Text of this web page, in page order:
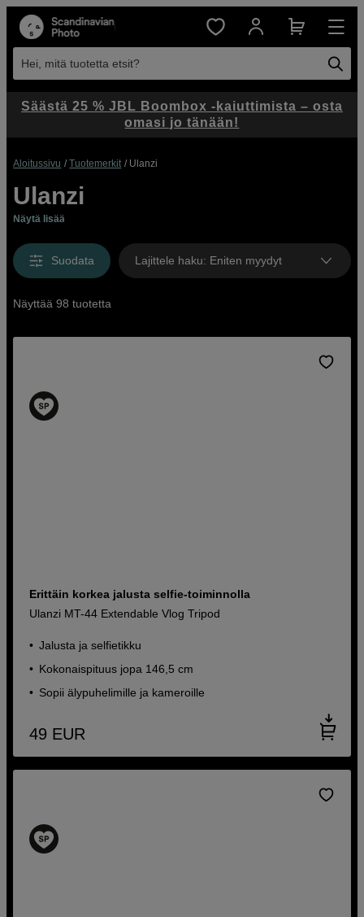
Hei, mitä tuotetta etsit?
Aloitussivu Tuotemerkit Ulanzi
Ulanzi
Näytä lisää
Suodata Lajittele haku: Eniten myydyt
Näyttää 98 tuotetta
Erittäin korkea jalusta selfie-toiminnolla
Ulanzi MT-44 Extendable Vlog Tripod
Jalusta ja selfietikku
Kokonaispituus jopa 146,5 cm
Sopii älypuhelimille ja kameroille
49 EUR
Säästä 25 % JBL Boombox -kaiuttimista – osta
omasi jo tänään!